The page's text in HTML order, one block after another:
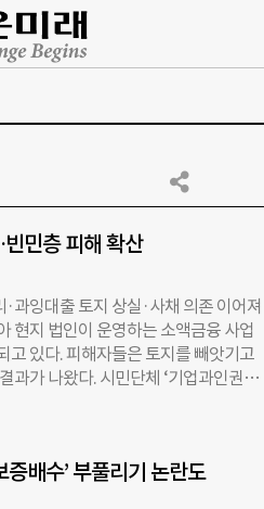
민층 피해 확산
과잉대출 토지 상실·사채 의존 이어져
현지 법인이 운영하는 소액금융 사업
고 있다. 피해자들은 토지를 빼앗기고
과가 나왔다. 시민단체 ‘기업과인권네
, 토지 담보 회수 등의 관행을 ‘전형적
부담으로 토지를 팔거나 사채에 의존
배수’ 부풀리기 논란도